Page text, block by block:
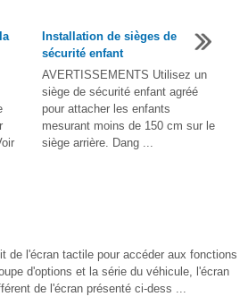
Installation de sièges de
sécurité enfant
AVERTISSEMENTS Utilisez un
siège de sécurité enfant agréé
pour attacher les enfants
mesurant moins de 150 cm sur le
siège arrière. Dang ...
de l'écran tactile pour accéder aux fonctions
d'options et la série du véhicule, l'écran
de l'écran présenté ci-dess ...